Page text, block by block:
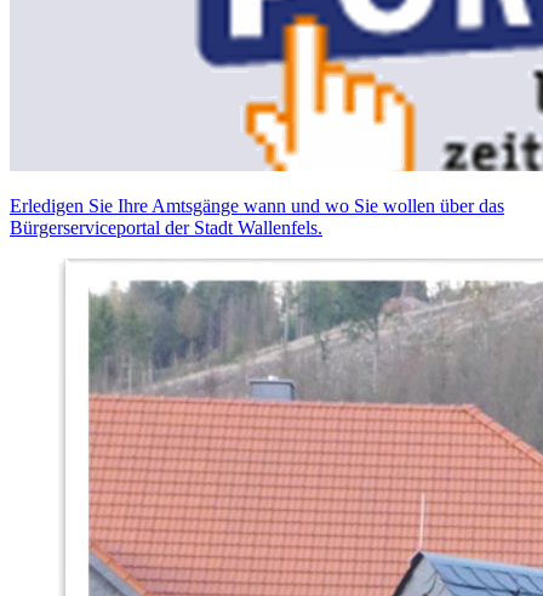
Erledigen Sie Ihre Amtsgänge wann und wo Sie wollen über das
Bürgerserviceportal der Stadt Wallenfels.